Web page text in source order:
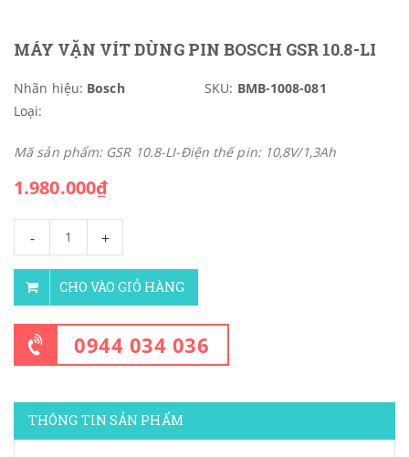
MÁY VẶN VÍT DÙNG PIN BOSCH GSR 10.8-LI
Nhãn hiệu: Bosch SKU: BMB-1008-081
Loại:
Mã sản phẩm: GSR 10.8-LI-Điện thế pin: 10,8V/1,3Ah
1.980.000₫
- +
CHO VÀO GIỎ HÀNG
0944 034 036
THÔNG TIN SẢN PHẨM